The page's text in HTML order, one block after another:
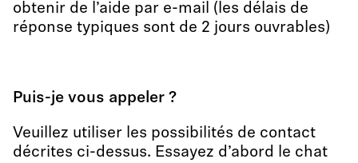
obtenir de l’aide par e-mail (les délais de
réponse typiques sont de 2 jours ouvrables)
Puis-je vous appeler ?
Veuillez utiliser les possibilités de contact
décrites ci-dessus. Essayez d’abord le chat